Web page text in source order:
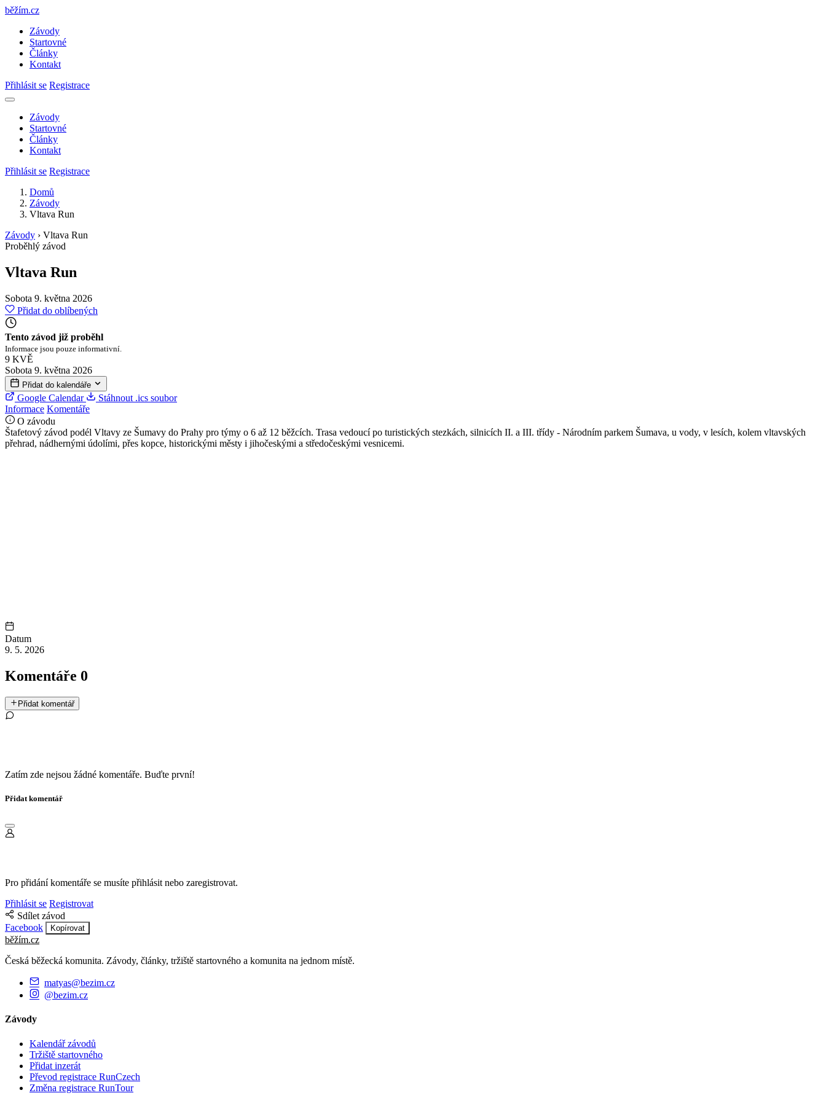
běžím.cz
Závody
Startovné
Články
Kontakt
Přihlásit se Registrace
Závody
Startovné
Články
Kontakt
Přihlásit se Registrace
Domů
Závody
Vltava Run
Závody › Vltava Run
Proběhlý závod
Vltava Run
Sobota 9. května 2026
Přidat do oblíbených
Tento závod již proběhl
Informace jsou pouze informativní.
9 KVĚ
Sobota 9. května 2026
Přidat do kalendáře
Google Calendar
Stáhnout .ics soubor
Informace Komentáře
O závodu
Štafetový závod podél Vltavy ze Šumavy do Prahy pro týmy o 6 až 12 běžcích. Trasa vedoucí po turistických stezkách, silnicích II. a III. třídy - Národním parkem Šumava, u vody, v lesích, kolem vltavských
přehrad, nádhernými údolími, přes kopce, historickými městy i jihočeskými a středočeskými vesnicemi.
Datum
9. 5. 2026
Komentáře 0
Přidat komentář
Zatím zde nejsou žádné komentáře. Buďte první!
Přidat komentář
Pro přidání komentáře se musíte přihlásit nebo zaregistrovat.
Přihlásit se Registrovat
Sdílet závod
Facebook
Kopírovat
běžím.cz
Česká běžecká komunita. Závody, články, tržiště startovného a komunita na jednom místě.
matyas@bezim.cz
@bezim.cz
Závody
Kalendář závodů
Tržiště startovného
Přidat inzerát
Převod registrace RunCzech
Změna registrace RunTour